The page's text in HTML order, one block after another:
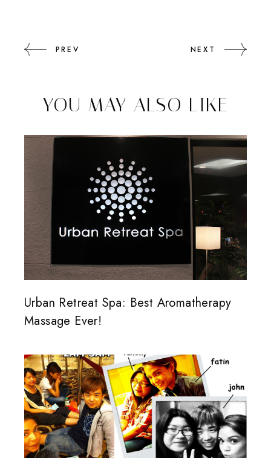
PREV NEXT
YOU MAY ALSO LIKE
Urban Retreat Spa: Best Aromatherapy
Massage Ever!